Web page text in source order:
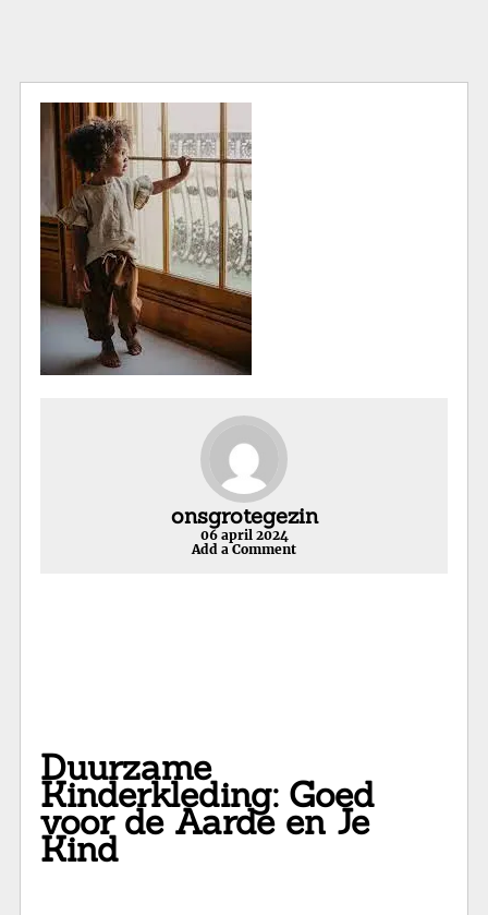
onsgrotegezin
06 april 2024
Add a Comment
Duurzame
Kinderkleding: Goed
voor de Aarde en Je
Kind